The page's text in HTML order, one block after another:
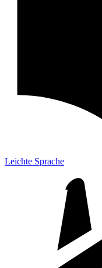
Leichte Sprache